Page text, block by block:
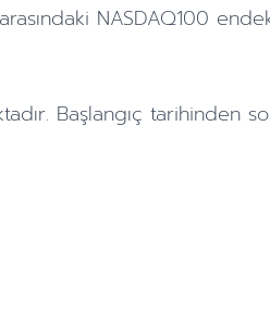
NASDAQ100
Başlangıç tarihinden